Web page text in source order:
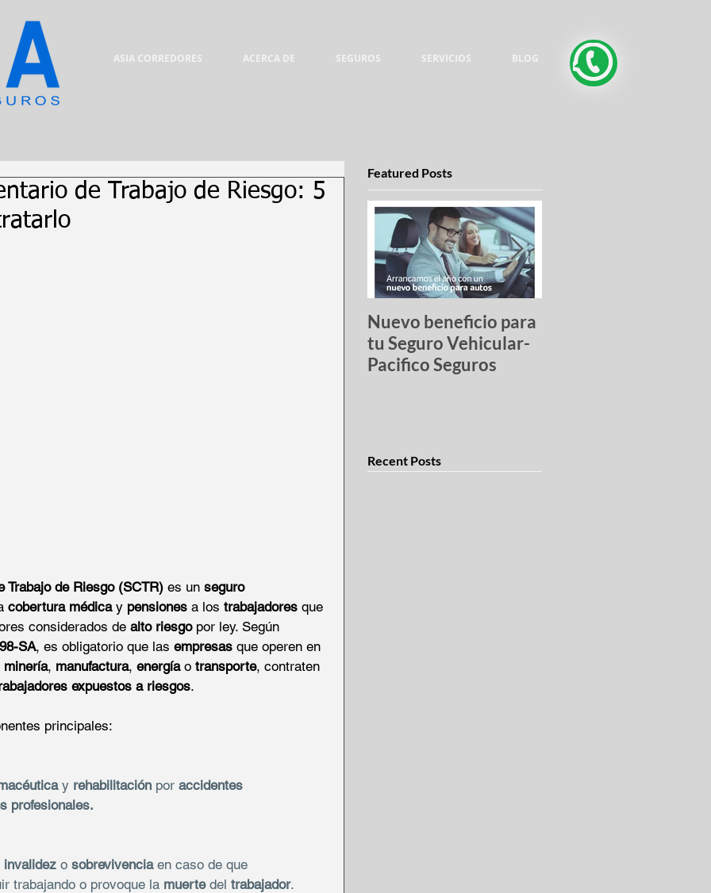
ASIA CORREDORES ACERCA DE SEGUROS SERVICIOS BLOG
de Trabajo de Riesgo: 5
Trabajo de Riesgo (SCTR) es un seguro
cobertura médica y pensiones a los trabajadores que
considerados de alto riesgo por ley. Según
SA, es obligatorio que las empresas que operen en
minería, manufactura, energía o transporte, contraten
expuestos a riesgos.
principales:
y rehabilitación por accidentes
profesionales.
invalidez o sobrevivencia en caso de que
trabajando o provoque la muerte del trabajador.
Featured Posts
Nuevo beneficio para
tu Seguro Vehicular-
Pacifico Seguros
Recent Posts